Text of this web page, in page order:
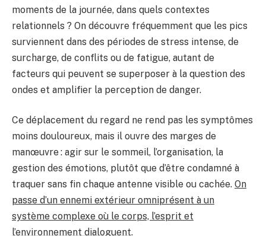
moments de la journée, dans quels contextes
relationnels ? On découvre fréquemment que les pics
surviennent dans des périodes de stress intense, de
surcharge, de conflits ou de fatigue, autant de
facteurs qui peuvent se superposer à la question des
ondes et amplifier la perception de danger.
Ce déplacement du regard ne rend pas les symptômes
moins douloureux, mais il ouvre des marges de
manœuvre : agir sur le sommeil, l’organisation, la
gestion des émotions, plutôt que d’être condamné à
traquer sans fin chaque antenne visible ou cachée. On
passe d’un ennemi extérieur omniprésent à un
système complexe où le corps, l’esprit et
l’environnement dialoguent.